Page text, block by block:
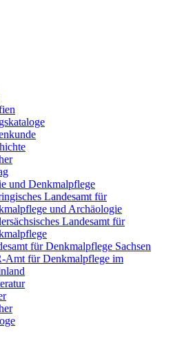
und Denkmalpflege
Landesamt für
und Archäologie
Landesamt für
für Denkmalpflege Sachsen
Amt für Denkmalpflege im